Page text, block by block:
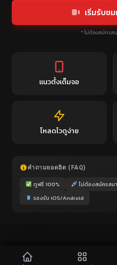
เริ่มรับช
* ไม่ต้องสมัครส
แนวตั้งเต็มจอ
โหลดไวดูง่าย
คำถามยอดฮิต (FAQ)
ดูฟรี 100%
ไม่ต้องสมัครสม
รองรับ iOS/Android